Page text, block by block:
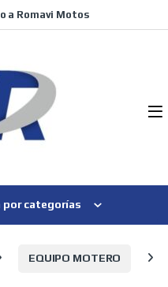
a Romavi Motos
por categorías
EQUIPO MOTERO